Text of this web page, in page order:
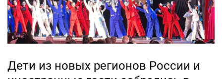
Дети из новых регионов России и